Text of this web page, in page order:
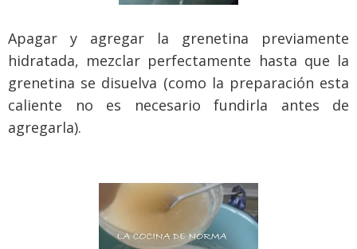
Apagar y agregar la grenetina previamente
hidratada, mezclar perfectamente hasta que la
grenetina se disuelva (como la preparación esta
caliente no es necesario fundirla antes de
agregarla).